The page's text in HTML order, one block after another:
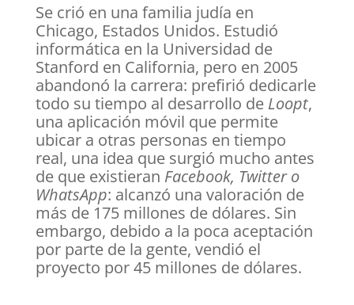
Se crió en una familia judía en
Chicago, Estados Unidos. Estudió
informática en la Universidad de
Stanford en California, pero en 2005
abandonó la carrera: prefirió dedicarle
todo su tiempo al desarrollo de Loopt,
una aplicación móvil que permite
ubicar a otras personas en tiempo
real, una idea que surgió mucho antes
de que existieran Facebook, Twitter o
WhatsApp: alcanzó una valoración de
más de 175 millones de dólares. Sin
embargo, debido a la poca aceptación
por parte de la gente, vendió el
proyecto por 45 millones de dólares.